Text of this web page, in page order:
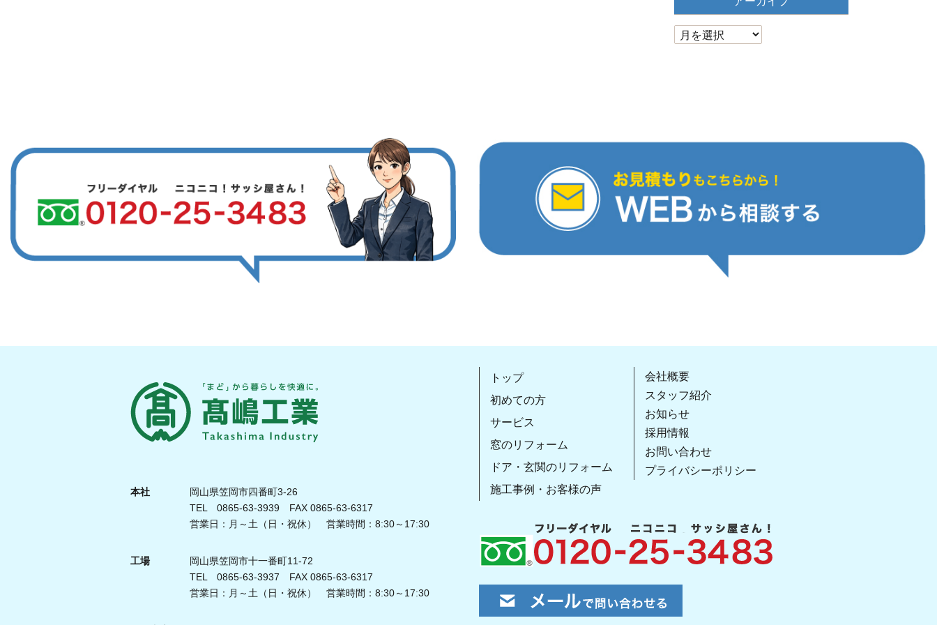
ア
本社
岡山県笠岡市四番町3-26
TEL 0865-63-3939 FAX 0865-63-6317
営業日：月～土（日・祝休） 営業時間：8:30～17:30
工場
岡山県笠岡市十一番町11-72
TEL 0865-63-3937 FAX 0865-63-6317
営業日：月～土（日・祝休） 営業時間：8:30～17:30
トップ
初めての方
サービス
窓のリフォーム
ドア・玄関のリフォーム
施工事例・お客様の声
会社概要
スタッフ紹介
お知らせ
採用情報
お問い合わせ
プライバシーポリシー